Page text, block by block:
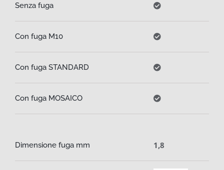
Senza fuga
Con fuga M10
Con fuga STANDARD
Con fuga MOSAICO
Dimensione fuga mm 1,8